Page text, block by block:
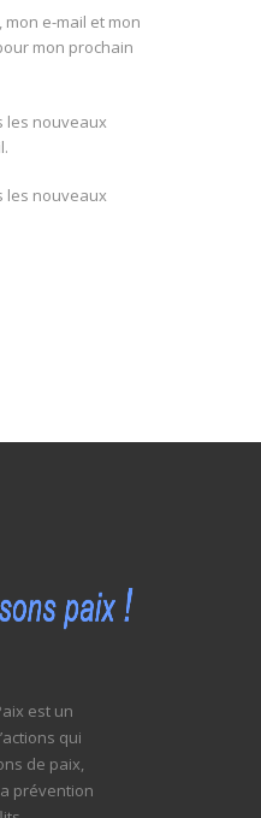
e-mail et mon
mon prochain
les nouveaux
les nouveaux
est un
qui
de paix,
prévention